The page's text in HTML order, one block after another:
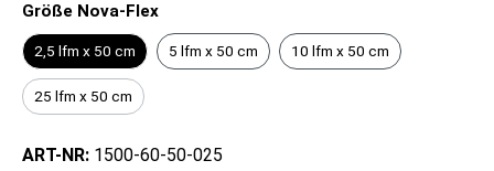
Größe Nova-Flex
2,5 lfm x 50 cm 5 lfm x 50 cm 10 lfm x 50 cm
25 lfm x 50 cm
ART-NR: 1500-60-50-025